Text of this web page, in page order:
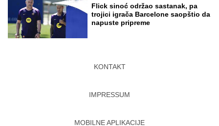
Flick sinoć održao sastanak, pa
trojici igrača Barcelone saopštio da
napuste pripreme
KONTAKT
IMPRESSUM
MOBILNE APLIKACIJE